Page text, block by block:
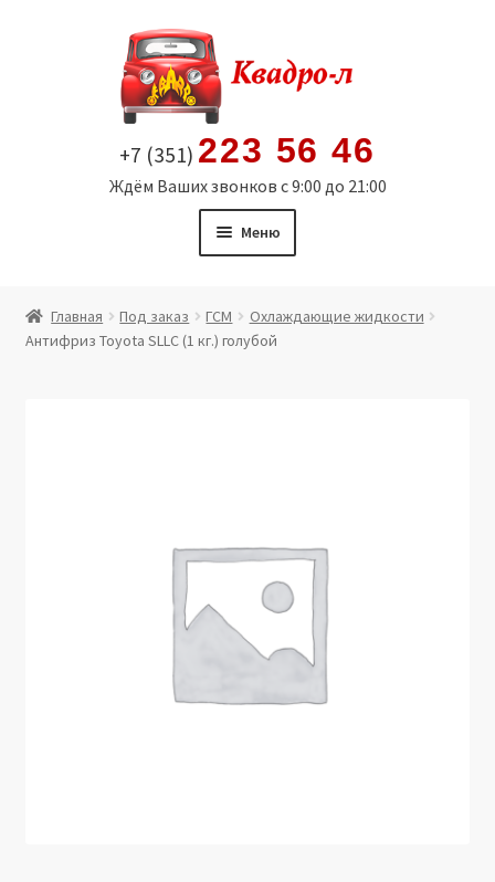
содержимому
+7 (351) 223 56 46
Ждём Ваших звонков с 9:00 до 21:00
Меню
Витрина
Юридические данные
Главная Под заказ ГСМ
Охлаждающие жидкости
Антифриз Toyota SLLC (1 кг.) голубой